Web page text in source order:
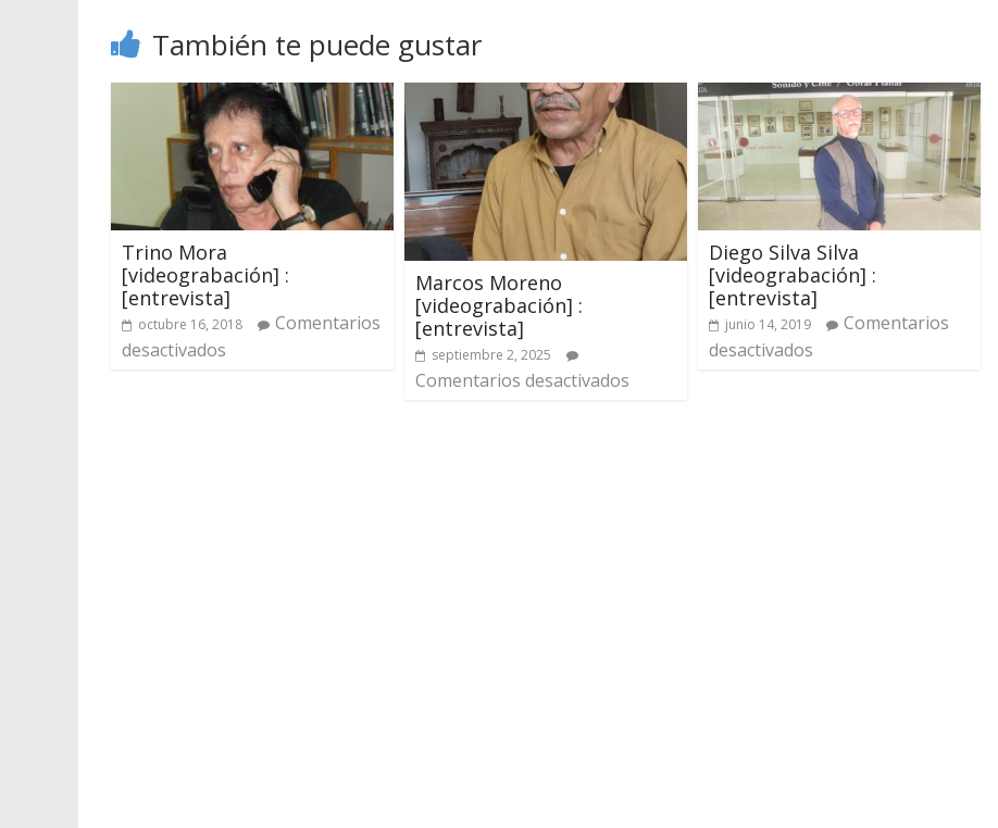
También te puede gustar
Trino Mora
[videograbación] :
[entrevista]
octubre 16, 2018
Comentarios
desactivados
Marcos Moreno
[videograbación] :
[entrevista]
septiembre 2, 2025
Comentarios desactivados
Diego Silva Silva
[videograbación] :
[entrevista]
junio 14, 2019
Comentarios
desactivados